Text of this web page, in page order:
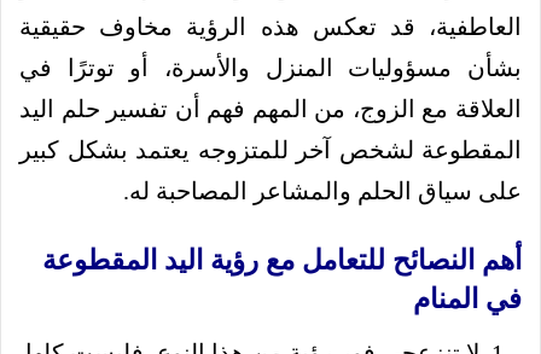
العاطفية، قد تعكس هذه الرؤية مخاوف حقيقية
بشأن مسؤوليات المنزل والأسرة، أو توترًا في
العلاقة مع الزوج، من المهم فهم أن تفسير حلم اليد
المقطوعة لشخص آخر للمتزوجه يعتمد بشكل كبير
على سياق الحلم والمشاعر المصاحبة له.
أهم النصائح للتعامل مع رؤية اليد المقطوعة
في المنام